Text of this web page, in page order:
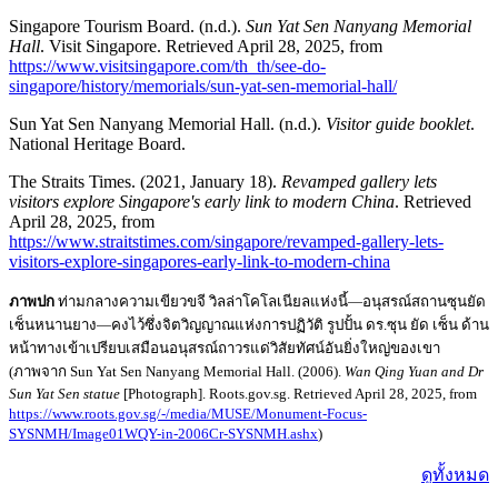
Singapore Tourism Board. (n.d.). Sun Yat Sen Nanyang Memorial
Hall. Visit Singapore. Retrieved April 28, 2025, from
https://www.visitsingapore.com/th_th/see-do-
singapore/history/memorials/sun-yat-sen-memorial-hall/
Sun Yat Sen Nanyang Memorial Hall. (n.d.). Visitor guide booklet.
National Heritage Board.
The Straits Times. (2021, January 18). Revamped gallery lets
visitors explore Singapore's early link to modern China. Retrieved
April 28, 2025, from
https://www.straitstimes.com/singapore/revamped-gallery-lets-
visitors-explore-singapores-early-link-to-modern-china
ภาพปก ท่ามกลางความเขียวขจี วิลล่าโคโลเนียลแห่งนี้—อนุสรณ์สถานซุนยัด
เซ็นหนานยาง—คงไว้ซึ่งจิตวิญญาณแห่งการปฏิวัติ รูปปั้น ดร.ซุน ยัด เซ็น ด้าน
หน้าทางเข้าเปรียบเสมือนอนุสรณ์ถาวรแด่วิสัยทัศน์อันยิ่งใหญ่ของเขา
(ภาพจาก Sun Yat Sen Nanyang Memorial Hall. (2006). Wan Qing Yuan and Dr
Sun Yat Sen statue [Photograph]. Roots.gov.sg. Retrieved April 28, 2025, from
https://www.roots.gov.sg/-/media/MUSE/Monument-Focus-
SYSNMH/Image01WQY-in-2006Cr-SYSNMH.ashx)
ดูทั้งหมด